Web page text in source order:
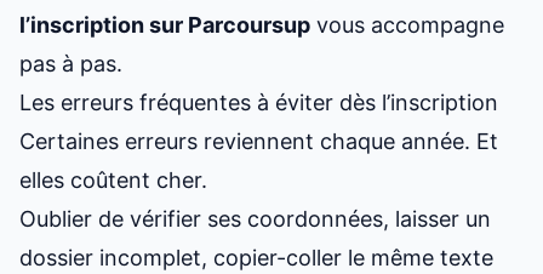
l’inscription sur Parcoursup vous accompagne
pas à pas.
Les erreurs fréquentes à éviter dès l’inscription
Certaines erreurs reviennent chaque année. Et
elles coûtent cher.
Oublier de vérifier ses coordonnées, laisser un
dossier incomplet, copier-coller le même texte